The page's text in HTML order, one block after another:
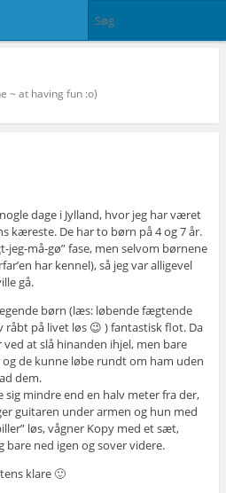
~ at having fun :o)
dage i Jylland, hvor jeg har været
kæreste. De har to børn på 4 og 7 år.
jeg-må-gø” fase, men selvom børnene
har kennel), så jeg var alligevel
gå.
børn (læs: løbende fægtende
på livet løs 😉 ) fantastisk flot. Da
at slå hinanden ihjel, men bare
de kunne løbe rundt om ham uden
dem.
sig mindre end en halv meter fra der,
guitaren under armen og hun med
løs, vågner Kopy med et sæt,
bare ned igen og sover videre.
klare 🙂